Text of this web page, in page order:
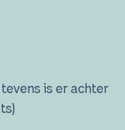
is er achter